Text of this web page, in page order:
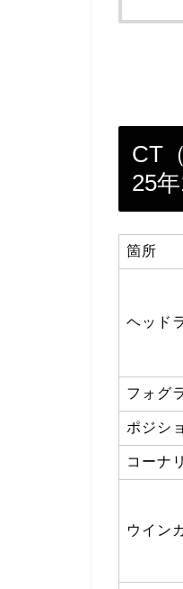
CT
25
箇所
ヘッド
フォグ
ポジシ
コーナ
ウイン